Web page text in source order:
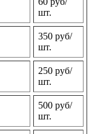
шт.
350 руб/
шт.
250 руб/
шт.
500 руб/
шт.